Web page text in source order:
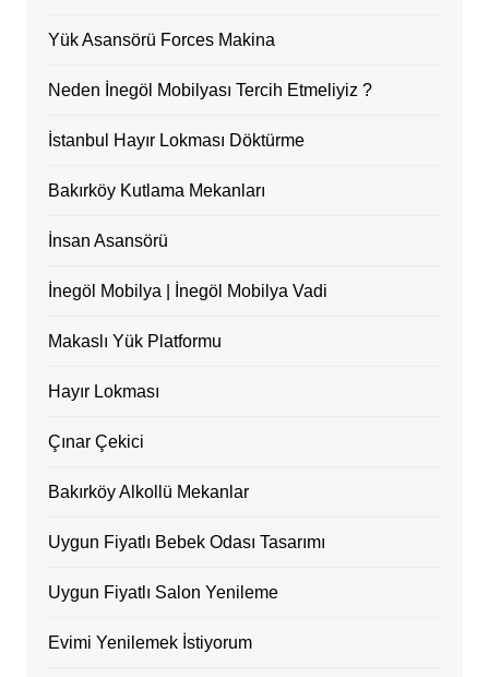
Yük Asansörü Forces Makina
Neden İnegöl Mobilyası Tercih Etmeliyiz ?
İstanbul Hayır Lokması Döktürme
Bakırköy Kutlama Mekanları
İnsan Asansörü
İnegöl Mobilya | İnegöl Mobilya Vadi
Makaslı Yük Platformu
Hayır Lokması
Çınar Çekici
Bakırköy Alkollü Mekanlar
Uygun Fiyatlı Bebek Odası Tasarımı
Uygun Fiyatlı Salon Yenileme
Evimi Yenilemek İstiyorum